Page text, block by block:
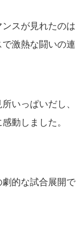
スが見れたのは
激熱な闘いの連
いっぱいだし、
動しました。
的な試合展開で